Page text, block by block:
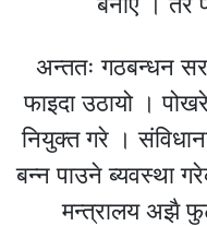
अन्ततः गठबन्धन
फाइदा उठायो ।
नियुक्त गरे ।
बन्न पाउने ब्यवस्था
मन्त्रालय अझै